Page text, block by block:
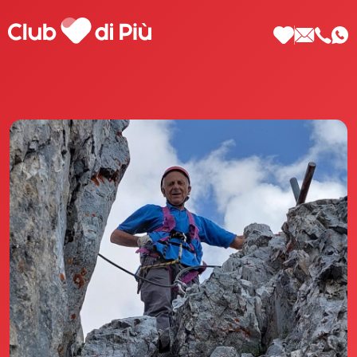
Scopri Club di Più
Le testimonianze Club di Più
La fondatrice Valeria Pilla
Annunci Donne
Agenzia matrimoniale Club di Più
Love Notebook